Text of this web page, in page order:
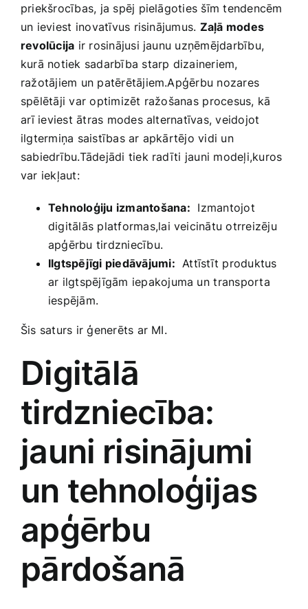
priekšrocības, ja spēj pielāgoties šīm tendencēm
un ieviest ⁢inovatīvus risinājumus. Zaļā modes
revolūcija ir rosinājusi jaunu uzņēmējdarbību,
kurā notiek sadarbība starp ‍dizaineriem,
ražotājiem un patērētājiem.Apģērbu nozares
spēlētāji var optimizēt ražošanas ⁤procesus, kā
⁢arī ieviest ātras modes alternatīvas, veidojot
ilgtermiņa saistības ar apkārtējo ​vidi un
sabiedrību.Tādejādi tiek radīti ⁢jauni modeļi,kuros
var iekļaut:
Tehnoloģiju izmantošana: ⁤ Izmantojot
digitālās platformas,lai veicinātu otrreizēju
apģērbu tirdzniecību.
Ilgtspējīgi piedāvājumi: ‍ Attīstīt produktus
ar ilgtspējīgām iepakojuma un ⁣transporta
iespējām.
Šis saturs ir ģenerēts ar ‍MI.
Digitālā
tirdzniecība:
jauni⁢ risinājumi
un tehnoloģijas
apģērbu
pārdošanā